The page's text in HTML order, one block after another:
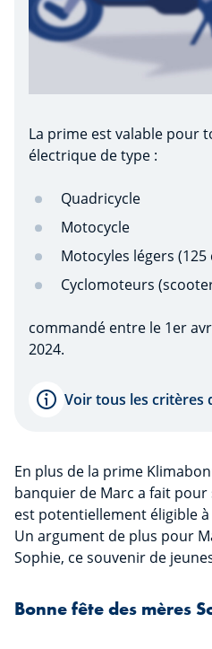
La prime est valable pour
électrique de type :
Quadricycle
Motocycle
Motocyles légers (125
Cyclomoteurs
commandé entre le 1er
2024.
Voir tous les critères
En plus de la prime
banquier de Marc a fait
est potentiellement éligible
Un argument de plus pour
Sophie, ce souvenir de
Bonne fête des mères